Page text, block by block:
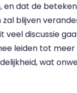
en dat de
zal blijven
veel discussie
leiden tot
wat